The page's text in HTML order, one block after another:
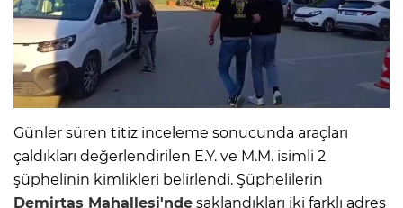
Günler süren titiz inceleme sonucunda araçları
çaldıkları değerlendirilen E.Y. ve M.M. isimli 2
şüphelinin kimlikleri belirlendi. Şüphelilerin
Demirtaş Mahallesi'nde saklandıkları iki farklı adres